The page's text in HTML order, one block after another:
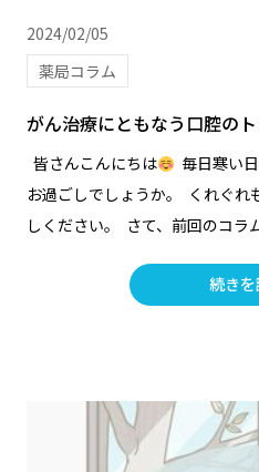
2024/02/05
薬局コラム
がん治療にともなう口腔の
皆さんこんにちは
毎日寒い
お過ごしでしょうか。 くれぐれ
しください。 さて、前回のコ
続き